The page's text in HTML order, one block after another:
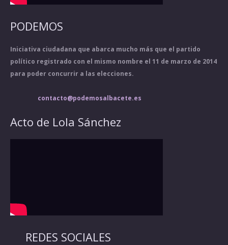
PODEMOS
Iniciativa ciudadana que abarca mucho más que el partido
político registrado con el mismo nombre el 11 de marzo de 2014
para poder concurrir a las elecciones.
contacto@podemosalbacete.es
Acto de Lola Sánchez
REDES SOCIALES